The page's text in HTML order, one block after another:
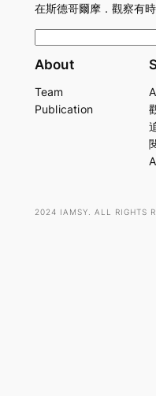
在斯德哥爾摩．觀察有
e
r
About
Team
Publication
2024 IAMSY. ALL RIGHTS